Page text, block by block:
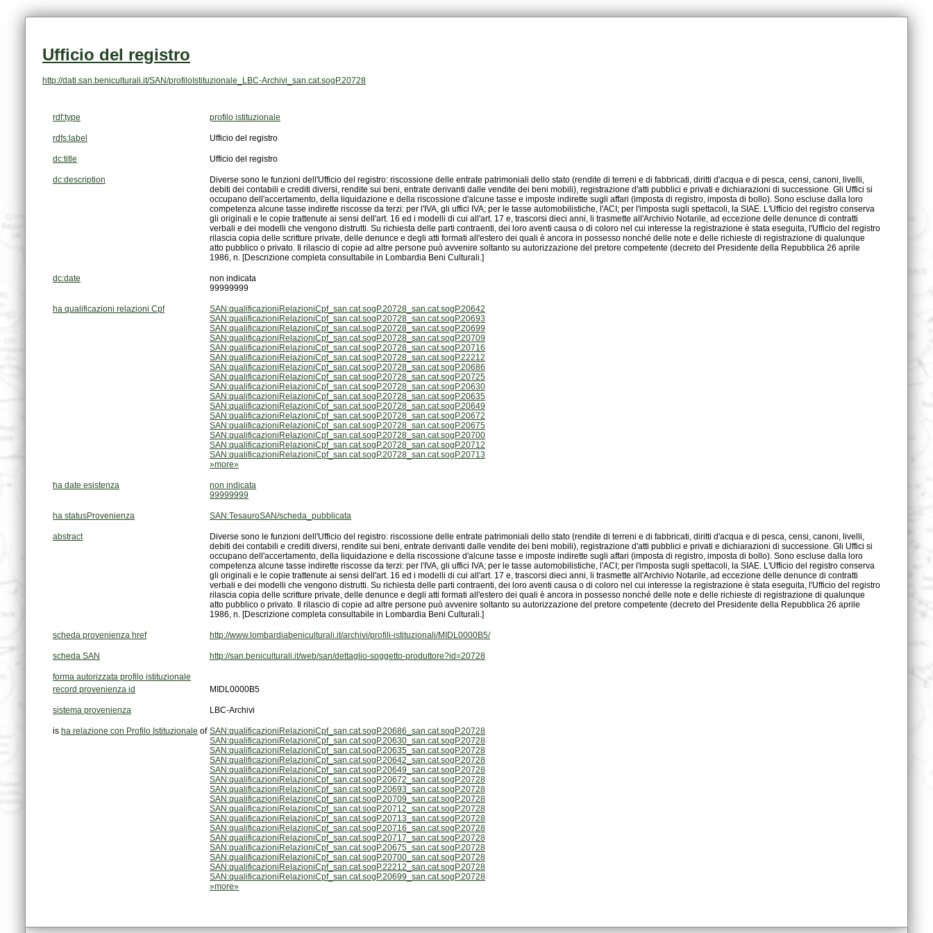
Ufficio del registro
http://dati.san.beniculturali.it/SAN/profiloIstituzionale_LBC-Archivi_san.cat.sogP.20728
rdf:type profilo istituzionale
rdfs:label Ufficio del registro
dc:title Ufficio del registro
dc:description
1986, n. [Descrizione completa consultabile in Lombardia Beni Culturali.]
dc:date
non indicata
99999999
ha qualificazioni relazioni Cpf
SAN:qualificazioniRelazioniCpf_san.cat.sogP.20728_san.cat.sogP.20642
SAN:qualificazioniRelazioniCpf_san.cat.sogP.20728_san.cat.sogP.20693
SAN:qualificazioniRelazioniCpf_san.cat.sogP.20728_san.cat.sogP.20699
SAN:qualificazioniRelazioniCpf_san.cat.sogP.20728_san.cat.sogP.20709
SAN:qualificazioniRelazioniCpf_san.cat.sogP.20728_san.cat.sogP.20716
SAN:qualificazioniRelazioniCpf_san.cat.sogP.20728_san.cat.sogP.22212
SAN:qualificazioniRelazioniCpf_san.cat.sogP.20728_san.cat.sogP.20686
SAN:qualificazioniRelazioniCpf_san.cat.sogP.20728_san.cat.sogP.20725
SAN:qualificazioniRelazioniCpf_san.cat.sogP.20728_san.cat.sogP.20630
SAN:qualificazioniRelazioniCpf_san.cat.sogP.20728_san.cat.sogP.20635
SAN:qualificazioniRelazioniCpf_san.cat.sogP.20728_san.cat.sogP.20649
SAN:qualificazioniRelazioniCpf_san.cat.sogP.20728_san.cat.sogP.20672
SAN:qualificazioniRelazioniCpf_san.cat.sogP.20728_san.cat.sogP.20675
SAN:qualificazioniRelazioniCpf_san.cat.sogP.20728_san.cat.sogP.20700
SAN:qualificazioniRelazioniCpf_san.cat.sogP.20728_san.cat.sogP.20712
SAN:qualificazioniRelazioniCpf_san.cat.sogP.20728_san.cat.sogP.20713
»more»
ha date esistenza
non indicata
99999999
ha statusProvenienza SAN:TesauroSAN/scheda_pubblicata
abstract
1986, n. [Descrizione completa consultabile in Lombardia Beni Culturali.]
scheda provenienza href http://www.lombardiabeniculturali.it/archivi/profili-istituzionali/MIDL0000B5/
scheda SAN http://san.beniculturali.it/web/san/dettaglio-soggetto-produttore?id=20728
forma autorizzata profilo istituzionale
record provenienza id
MIDL0000B5
sistema provenienza LBC-Archivi
is ha relazione con Profilo Istituzionale of SAN:qualificazioniRelazioniCpf_san.cat.sogP.20686_san.cat.sogP.20728
SAN:qualificazioniRelazioniCpf_san.cat.sogP.20630_san.cat.sogP.20728
SAN:qualificazioniRelazioniCpf_san.cat.sogP.20635_san.cat.sogP.20728
SAN:qualificazioniRelazioniCpf_san.cat.sogP.20642_san.cat.sogP.20728
SAN:qualificazioniRelazioniCpf_san.cat.sogP.20649_san.cat.sogP.20728
SAN:qualificazioniRelazioniCpf_san.cat.sogP.20672_san.cat.sogP.20728
SAN:qualificazioniRelazioniCpf_san.cat.sogP.20693_san.cat.sogP.20728
SAN:qualificazioniRelazioniCpf_san.cat.sogP.20709_san.cat.sogP.20728
SAN:qualificazioniRelazioniCpf_san.cat.sogP.20712_san.cat.sogP.20728
SAN:qualificazioniRelazioniCpf_san.cat.sogP.20713_san.cat.sogP.20728
SAN:qualificazioniRelazioniCpf_san.cat.sogP.20716_san.cat.sogP.20728
SAN:qualificazioniRelazioniCpf_san.cat.sogP.20717_san.cat.sogP.20728
SAN:qualificazioniRelazioniCpf_san.cat.sogP.20675_san.cat.sogP.20728
SAN:qualificazioniRelazioniCpf_san.cat.sogP.20700_san.cat.sogP.20728
SAN:qualificazioniRelazioniCpf_san.cat.sogP.22212_san.cat.sogP.20728
SAN:qualificazioniRelazioniCpf_san.cat.sogP.20699_san.cat.sogP.20728
»more»